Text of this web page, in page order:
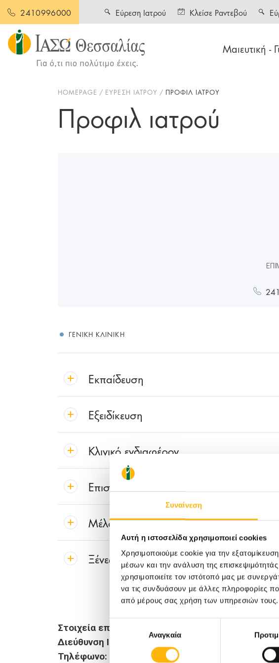
Συναίνεση
Αυτή η ιστοσελίδα χρησιμοποιεί cookies
Χρησιμοποιούμε cookie για την
μέσων και την ανάλυση της
χρησιμοποιείτε τον ιστότοπό μας με
να τις συνδυάσουν με άλλες πληροφορίες
από μέρους σας χρήση των υπηρεσιών τους.
συγκατάθεσηςΑναγκαία
2410996000
Μαιευτική -
Εύρεση Ιατρού Κλείσε Ραντεβού
HOMEPAGE ΕΥΡΕΣΗ ΙΑΤΡΟΥ ΠΡΟΦΙΛ ΙΑΤΡΟΥ
Προφιλ ιατρού
ΓΕΝΙΚΉ ΚΛΙΝΙΚΉ
Εκπαίδευση
Εξειδίκευση
Κλινικό ενδιαφέρον
Επιστημονικές Δημοσιεύσεις
Μέλος των εταιρειών
Ξένες γλώσσες
Στοιχεία επικοινωνίας:
Διεύθυνση Ιατρείου:
Π. Αραβαντινού 2,Κέρκυρα
Τηλέφωνο:
2661027096